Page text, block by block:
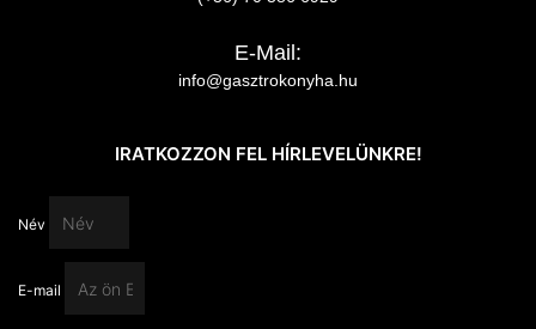
E-Mail:
info@gasztrokonyha.hu
IRATKOZZON FEL HÍRLEVELÜNKRE!
Név
E-mail